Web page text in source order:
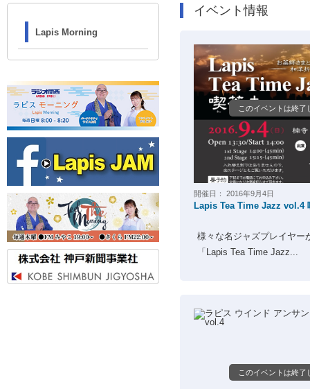
Lapis Morning
イベント情報
開催日： 2016年9月4日
Lapis Tea Time Jazz vol.4
様々な名ジャズプレイヤー
「Lapis Tea Time Jazz...
このイベントは終了
このイベントは終了